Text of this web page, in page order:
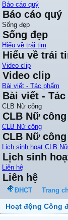
Báo cáo quý
Báo cáo quý
Sống đẹp
Sống đẹp
Hiểu về trái tim
Hiểu về trái
Video clip
Video clip
Bài viết - Tác phẩm
Bài viết - Tác
CLB Nữ công
CLB Nữ công
CLB Nữ công
CLB Nữ công
Lịch sinh hoạt CLB
Lịch sinh
Liên hệ
Liên hệ
ĐHCT Trang
Hoạt động Công